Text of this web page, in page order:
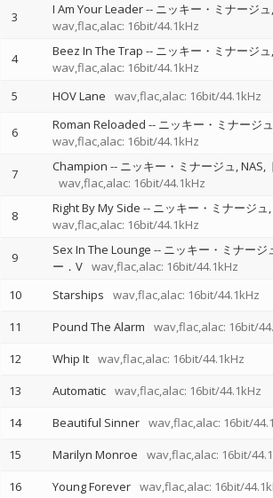
3 I Am Your Leader-- ニッキー・ミナージュ
wav,flac,alac: 16bit/44.1kHz
4 Beez In The Trap -- ニッキー・ミナージュ
wav,flac,alac: 16bit/44.1kHz
5 HOV Lane wav,flac,alac: 16bit/44.1kHz
6 Roman Reloaded -- ニッキー・ミナージュ
wav,flac,alac: 16bit/44.1kHz
7 Champion -- ニッキー・ミナージュ NAS
wav,flac,alac: 16bit/44.1kHz
8 Right By My Side -- ニッキー・ミナージュ
wav,flac,alac: 16bit/44.1kHz
9 Sex In The Lounge -- ニッキー・ミナージ
ー．V wav,flac,alac: 16bit/44.1kHz
10 Starships wav,flac,alac: 16bit/44.1kHz
11
Pound The Alarm wav,flac,alac: 16bit/
12
Whip It wav,flac,alac: 16bit/44.1kHz
13
Automatic wav,flac,alac: 16bit/44.1kHz
14
Beautiful Sinner wav,flac,alac: 16bit/
15
Marilyn Monroe wav,flac,alac: 16bit/
16
Young Forever wav,flac,alac: 16bit/